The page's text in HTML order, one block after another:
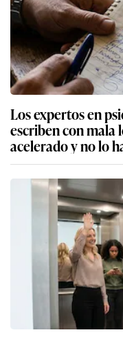
Los expertos en
escriben con mala
acelerado y no lo